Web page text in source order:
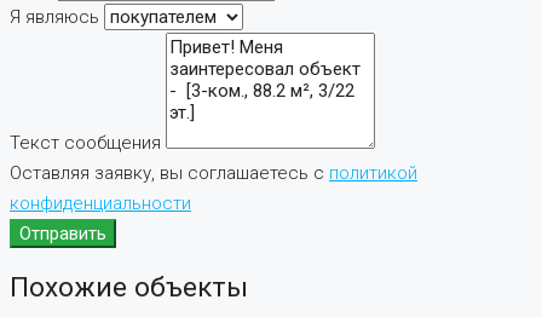
Я являюсь
Текст сообщения
Оставляя заявку, вы соглашаетесь с политикой
конфиденциальности
Отправить
Похожие объекты